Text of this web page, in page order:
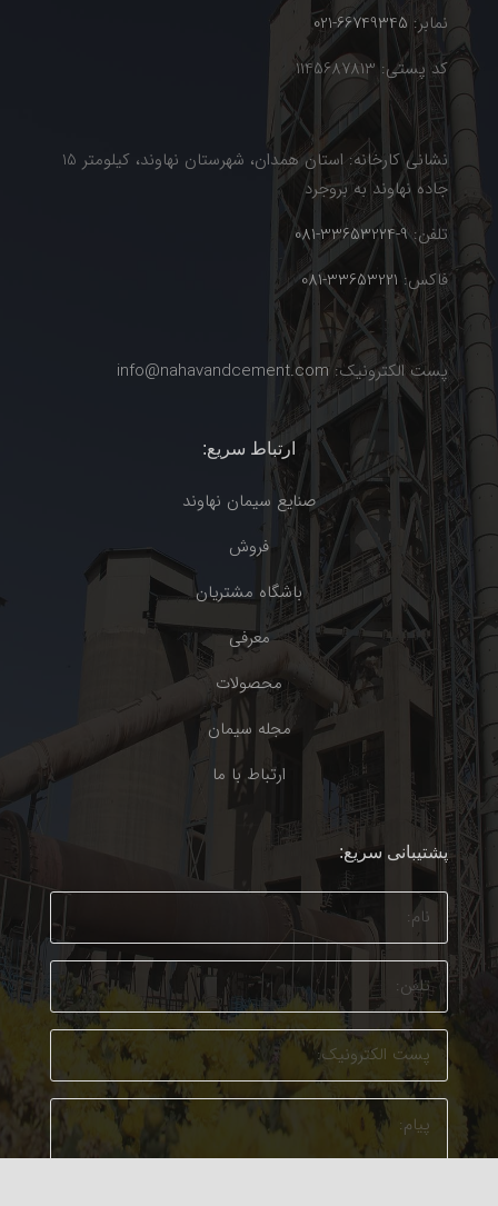
نمابر:66749345-021
کد پستی: 1145687813
نشانی کارخانه: استان همدان، شهرستان نهاوند، کیلومتر 15
جاده نهاوند به بروجرد
تلفن:9-33653224-081
فاکس: 33653221-081
پست الکترونیک: info@nahavandcement.com
ارتباط سریع:
صنایع سیمان نهاوند
فروش
باشگاه مشتریان
معرفی
محصولات
مجله سیمان
ارتباط با ما
پشتیبانی سریع: